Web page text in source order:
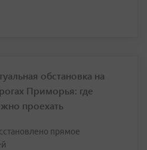
обстановка на
Приморья: где
проехать
прямое